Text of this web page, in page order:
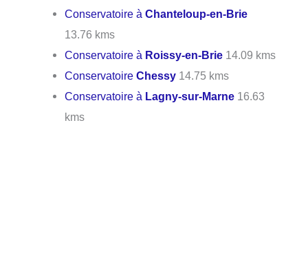
Conservatoire àChanteloup-en-Brie
13.76 kms
Conservatoire à Roissy-en-Brie 14.09 kms
ConservatoireChessy 14.75 kms
Conservatoire à Lagny-sur-Marne 16.63
kms